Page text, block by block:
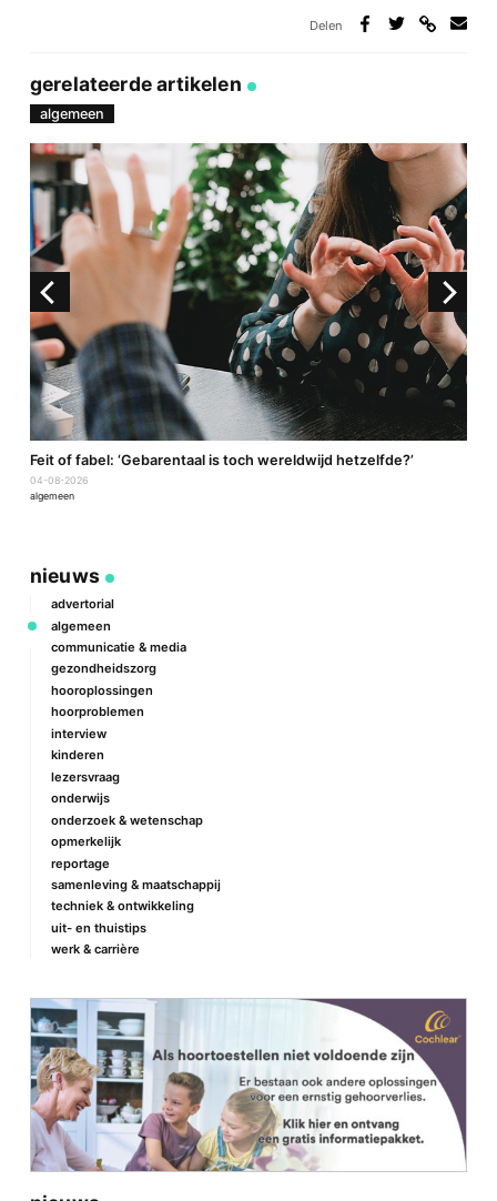
Delen
gerelateerde artikelen
algemeen
Feit of fabel: ‘Gebarentaal is toch wereldwijd hetzelfde?’
04-08-2026
algemeen
nieuws
advertorial
algemeen
communicatie & media
gezondheidszorg
hooroplossingen
hoorproblemen
interview
kinderen
lezersvraag
onderwijs
onderzoek & wetenschap
opmerkelijk
reportage
samenleving & maatschappij
techniek & ontwikkeling
uit- en thuistips
werk & carrière